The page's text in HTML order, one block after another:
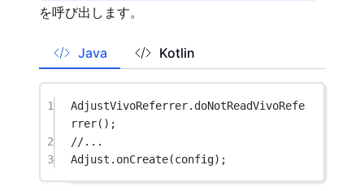
を呼び出します。
Java Kotlin
1 AdjustVivoReferrer. doNotReadVivoRefe
rrer();
2
//...
3
Adjust. onCreate(config);